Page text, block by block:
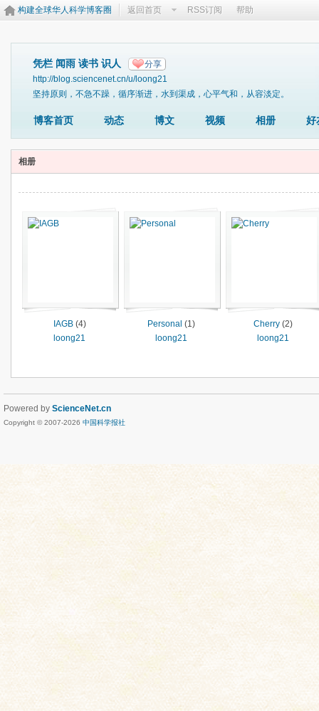
构建全球华人科学博客圈 返回首页 RSS订阅 帮助
凭栏 闻雨 读书 识人 分享
http://blog.sciencenet.cn/u/loong21
坚持原则，不急不躁，循序渐进，水到渠成，心平气和，从容淡定。
博客首页 动态 博文 视频 相册 好
相册
IAGB(4)
loong21
Personal (1)
loong21
Cherry (2)
loong21
Powered by ScienceNet.cn
Copyright © 2007-2026 中国科学报社